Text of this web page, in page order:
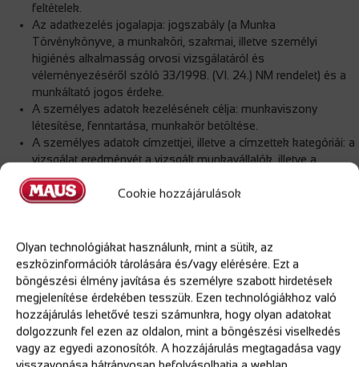
Cookie hozzájárulások
Olyan technológiákat használunk, mint a sütik, az
eszközinformációk tárolására és/vagy elérésére. Ezt a
böngészési élmény javítása és személyre szabott hirdetések
megjelenítése érdekében tesszük. Ezen technológiákhoz való
hozzájárulás lehetővé teszi számunkra, hogy olyan adatokat
dolgozzunk fel ezen az oldalon, mint a böngészési viselkedés
vagy az egyedi azonosítók. A hozzájárulás megtagadása vagy
feltételek.
Az adatkezelés jogalapja: jogszabály (a Munka
Törvénykönyve, a munkaköri, szakmai, illetve személyi
higiénés alkalmasság orvosi vizsgálatáról és
véleményezéséről szóló 33/1998. (VI. 24.) NM rendelet) és a
munkáltató jogos érdeke.
A személyes adatok kezelésének célja: munkaviszony
létesítése, fenntartása, munkakör betöltése.
A személyes adatok címzettjei, illetve a címzettek kategóriái: a
vizsgálat eredményét a vizsgált munkavállalók, illetve a
vizsgálatot végző szakember ismerhetik meg. A munkáltató
csak azt az információt kaphatja meg, hogy a vizsgált személy
részleteit, illetve annak teljes dokumentációját azonban a
munkáltató nem ismerheti meg.
Munkáltatói jogkör gyakorlójának neve: Forró Krisztina ügyvezető
igazgató
A személyes adatok kezelésének időtartama: a munkaviszony